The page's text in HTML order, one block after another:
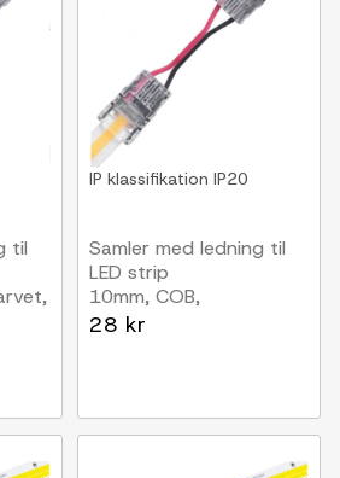
til
IP klassifikation IP20
Samler med ledning til
LED strip
10mm, COB,
enkeltfarvet, IP20, 5V-
28 kr